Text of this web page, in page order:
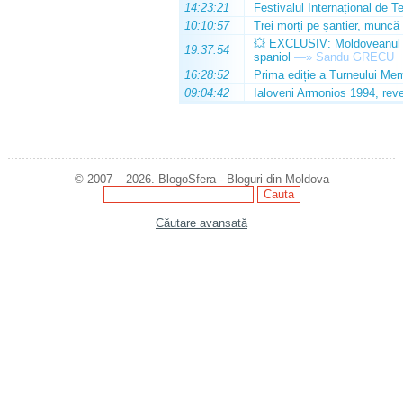
14:23:21
Festivalul Internațional de
10:10:57
Trei morți pe șantier, muncă
19:37:54
💥 EXCLUSIV:
spaniol —» Sandu GRECU
16:28:52
Prima ediție a Turneului
09:04:42
Ialoveni Armonios 1994,
© 2007 – 2026. BlogoSfera - Bloguri din Moldova
Căutare avansată